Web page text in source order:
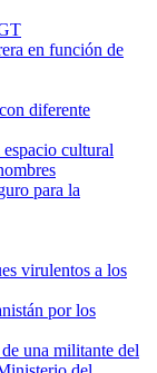
en función de
diferente
espacio cultural
para la
virulentos a los
por los
una militante del